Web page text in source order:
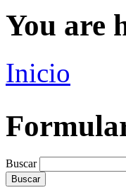
You are
Inicio
Buscar